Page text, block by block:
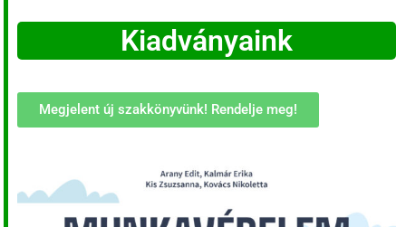
Kiadványaink
Megjelent új szakkönyvünk! Rendelje meg!